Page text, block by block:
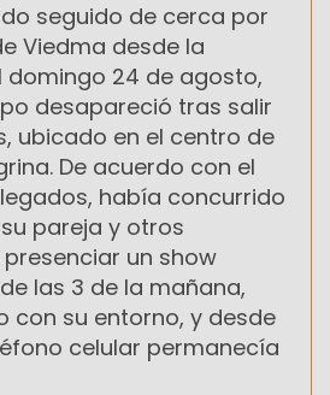
seguido de cerca por
Viedma desde la
24 de agosto,
desapareció tras salir
ubicado en el centro de
De acuerdo con el
había concurrido
pareja y otros
un show
las 3 de la mañana,
con su entorno, y desde
celular permanecía